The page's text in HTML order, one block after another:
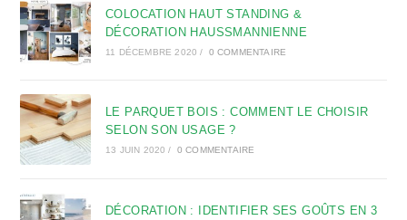
COLOCATION HAUT STANDING &
DÉCORATION HAUSSMANNIENNE
11 DÉCEMBRE 2020 / 0 COMMENTAIRE
LE PARQUET BOIS : COMMENT LE CHOISIR
SELON SON USAGE ?
13 JUIN 2020 / 0 COMMENTAIRE
DÉCORATION : IDENTIFIER SES GOÛTS EN 3